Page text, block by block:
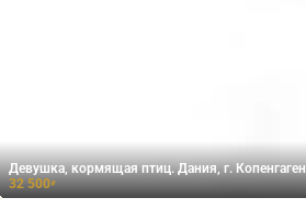
Девушка, кормящая птиц. Дания, г.
32 500₽